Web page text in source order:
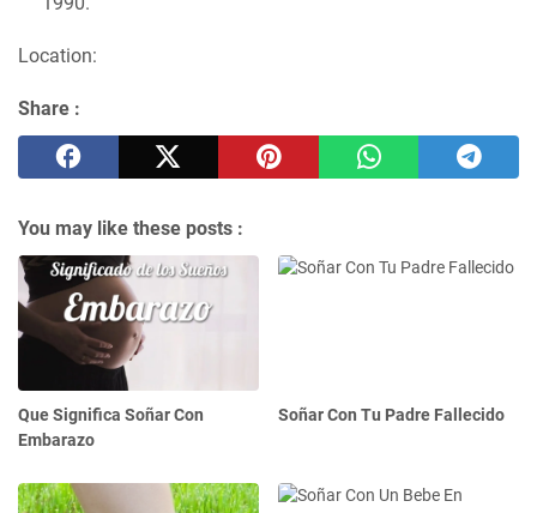
Location:
Share :
You may like these posts :
Que Significa Soñar Con
Embarazo
Soñar Con Tu Padre Fallecido